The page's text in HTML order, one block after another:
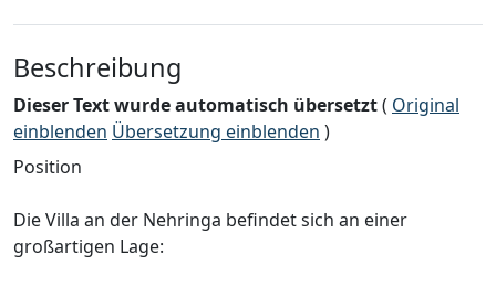
Beschreibung
Dieser Text wurde automatisch übersetzt( Original
einblenden Übersetzung einblenden )
Position
Die Villa an der Nehringa befindet sich an einer
großartigen Lage: